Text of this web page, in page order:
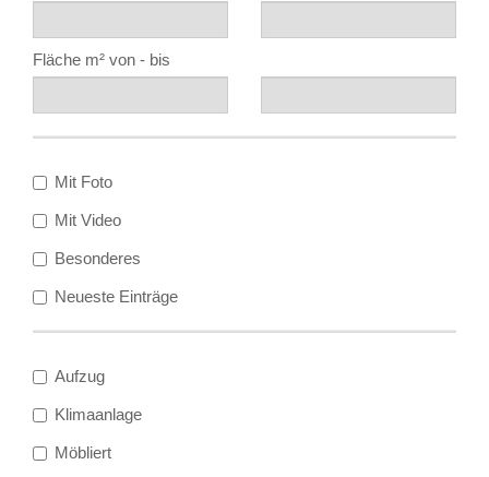
Fläche m² von - bis
Mit Foto
Mit Video
Besonderes
Neueste Einträge
Aufzug
Klimaanlage
Möbliert